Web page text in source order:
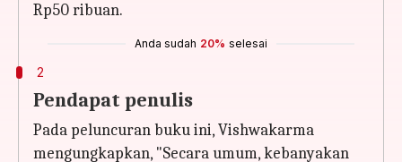
Rp50 ribuan.
Anda sudah 20% selesai
2
Pendapat penulis
Pada peluncuran buku ini, Vishwakarma
mengungkapkan, "Secara umum, kebanyakan